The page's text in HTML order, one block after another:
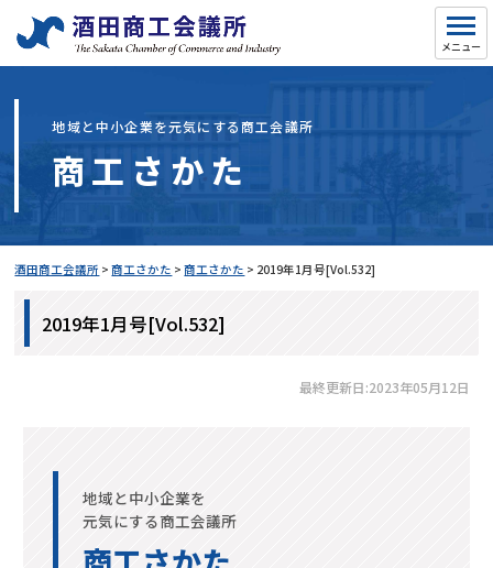
地域と中小企業を元気にする商工会議所
商工さかた
酒田商工会議所 >商工さかた >商工さかた > 2019年1月号[Vol.532]
2019年1月号[Vol.532]
最終更新日:2023年05月12日
地域と中小企業を
元気にする商工会議所